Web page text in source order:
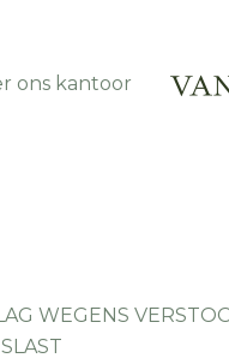
ons kantoor
WEGENS